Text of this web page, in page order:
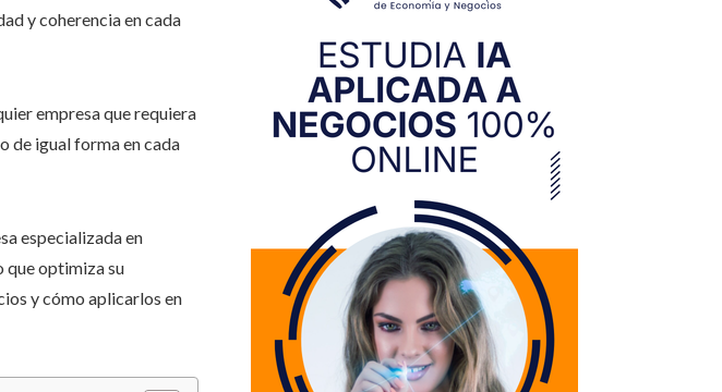
y coherencia en cada
empresa que requiera
de igual forma en cada
especializada en
que optimiza su
y cómo aplicarlos en